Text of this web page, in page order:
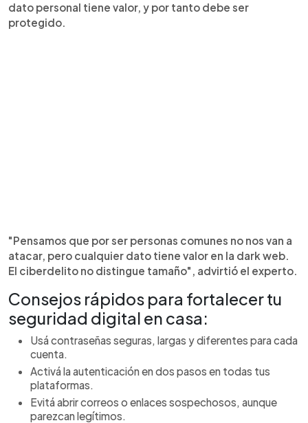
dato personal tiene valor, y por tanto debe ser
protegido.
"Pensamos que por ser personas comunes no nos van a
atacar, pero cualquier dato tiene valor en la dark web.
El ciberdelito no distingue tamaño", advirtió el experto.
Consejos rápidos para fortalecer tu
seguridad digital en casa:
Usá contraseñas seguras, largas y diferentes para cada
cuenta.
Activá la autenticación en dos pasos en todas tus
plataformas.
Evitá abrir correos o enlaces sospechosos, aunque
parezcan legítimos.